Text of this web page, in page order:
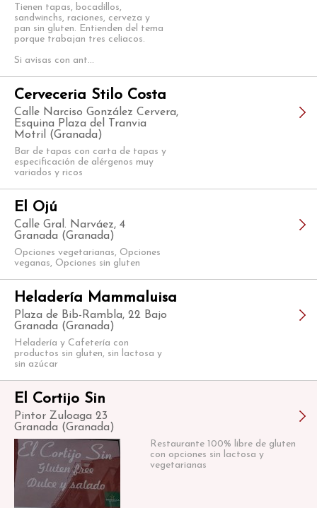
Tienen tapas, bocadillos,
sandwinchs, raciones, cerveza y
pan sin gluten. Entienden del tema
porque trabajan tres celiacos.
Si avisas con ant...
Cerveceria Stilo Costa
Calle Narciso González Cervera,
Esquina Plaza del Tranvia
Motril (Granada)
Bar de tapas con carta de tapas y
especificación de alérgenos muy
variados y ricos
El Ojú
Calle Gral. Narváez, 4
Granada (Granada)
Opciones vegetarianas, Opciones
veganas, Opciones sin gluten
Heladería Mammaluisa
Plaza de Bib-Rambla, 22 Bajo
Granada (Granada)
Heladería y Cafetería con
productos sin gluten, sin lactosa y
sin azúcar
El Cortijo Sin
Pintor Zuloaga 23
Granada (Granada)
Restaurante 100% libre de gluten
con opciones sin lactosa y
vegetarianas